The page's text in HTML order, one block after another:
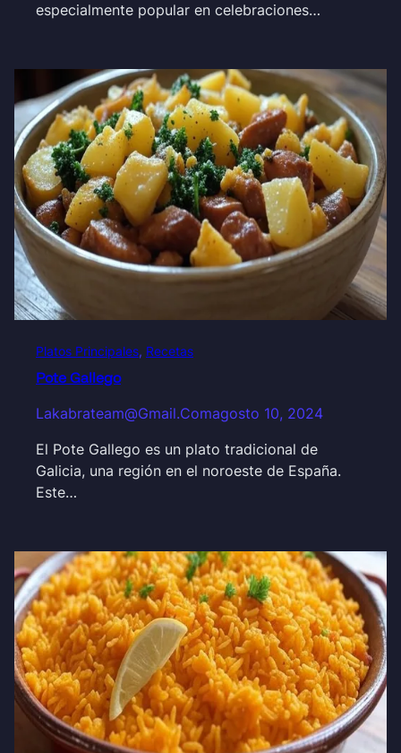
especialmente popular en celebraciones…
Platos Principales, Recetas
Pote Gallego
Lakabrateam@gmail.comagosto 10, 2024
El Pote Gallego es un plato tradicional de
Galicia, una región en el noroeste de España.
Este…